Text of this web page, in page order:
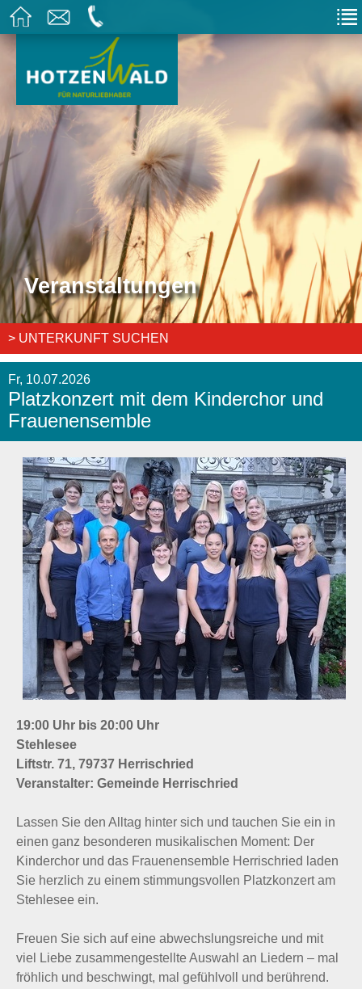
Veranstaltungen
> UNTERKUNFT SUCHEN
Fr, 10.07.2026
Platzkonzert mit dem Kinderchor und
Frauenensemble
19:00 Uhr bis 20:00 Uhr
Stehlesee
Liftstr. 71, 79737 Herrischried
Veranstalter: Gemeinde Herrischried
Lassen Sie den Alltag hinter sich und tauchen Sie ein in
einen ganz besonderen musikalischen Moment: Der
Kinderchor und das Frauenensemble Herrischried laden
Sie herzlich zu einem stimmungsvollen Platzkonzert am
Stehlesee ein.
Freuen Sie sich auf eine abwechslungsreiche und mit
viel Liebe zusammengestellte Auswahl an Liedern – mal
fröhlich und beschwingt, mal gefühlvoll und berührend.